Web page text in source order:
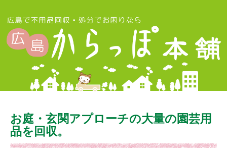
お庭・玄関アプローチの大量の園芸用
品を回収。